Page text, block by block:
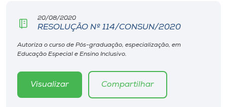
CPA
Biblioteca
Editora
20/08/2020
RESOLUÇÃO Nº 114/CONSUN/2020
Autoriza o curso de Pós-graduação, especialização, em
Educação Especial e Ensino Inclusivo.
Visualizar Compartilhar